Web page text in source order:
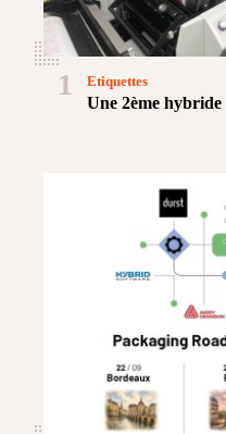
1
Une 2ème
Etiquettes